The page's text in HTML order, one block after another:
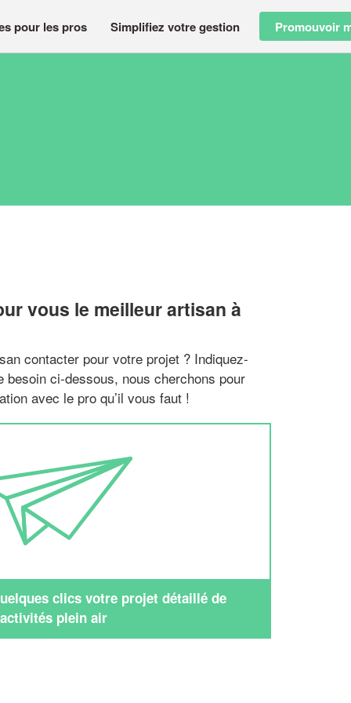
pour les pros Simplifiez votre gestion Promouvoir
vous le meilleur artisan à
contacter pour votre projet ? Indiquez-
besoin ci-dessous, nous cherchons pour
avec le pro qu’il vous faut !
clics votre projet détaillé de
activités plein air